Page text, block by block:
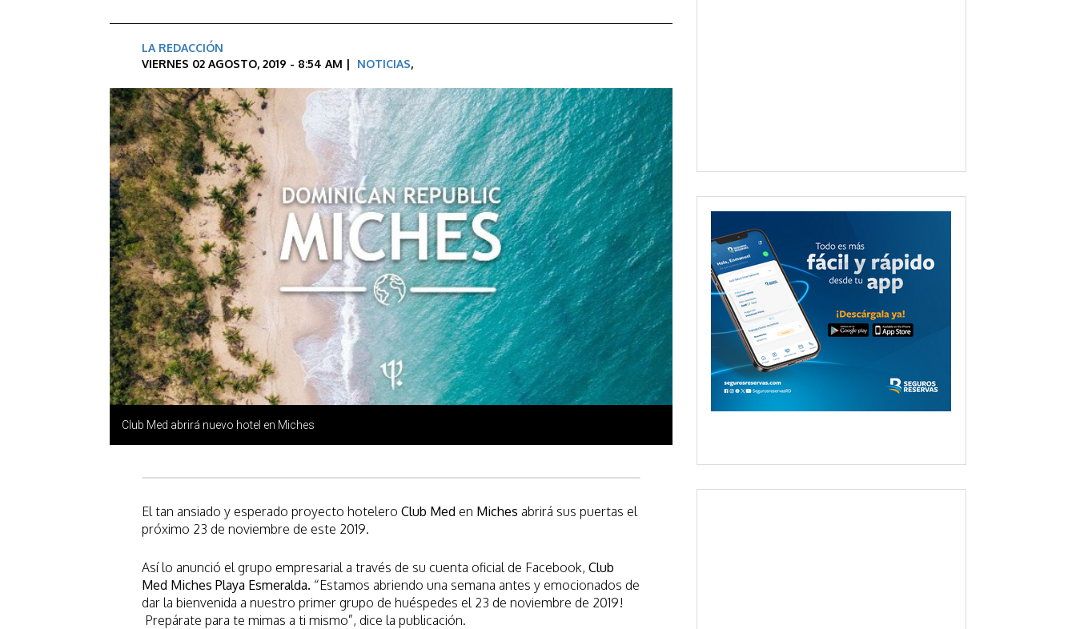
LA REDACCIÓN
VIERNES 02 AGOSTO, 2019 - 8:54 AM | NOTICIAS,
Club Med abrirá nuevo hotel en Miches
El tan ansiado y esperado proyecto hotelero Club Med en Miches abrirá sus puertas el
próximo 23 de noviembre de este 2019.
Así lo anunció el grupo empresarial a través de su cuenta oficial de Facebook, Club
Med Miches Playa Esmeralda. “Estamos abriendo una semana antes y emocionados de
dar la bienvenida a nuestro primer grupo de huéspedes el 23 de noviembre de 2019!
Prepárate para te mimas a ti mismo”, dice la publicación.